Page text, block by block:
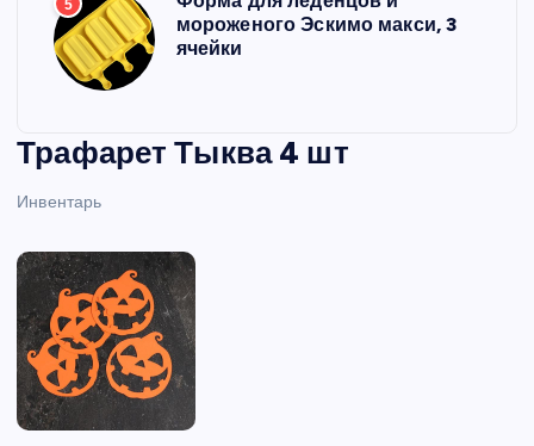
5
мороженого Эскимо макси, 3
ячейки
Трафарет Тыква 4 шт
Инвентарь